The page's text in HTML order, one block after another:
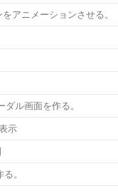
アニメーションさせる。
ダル画面を作る。
示
。